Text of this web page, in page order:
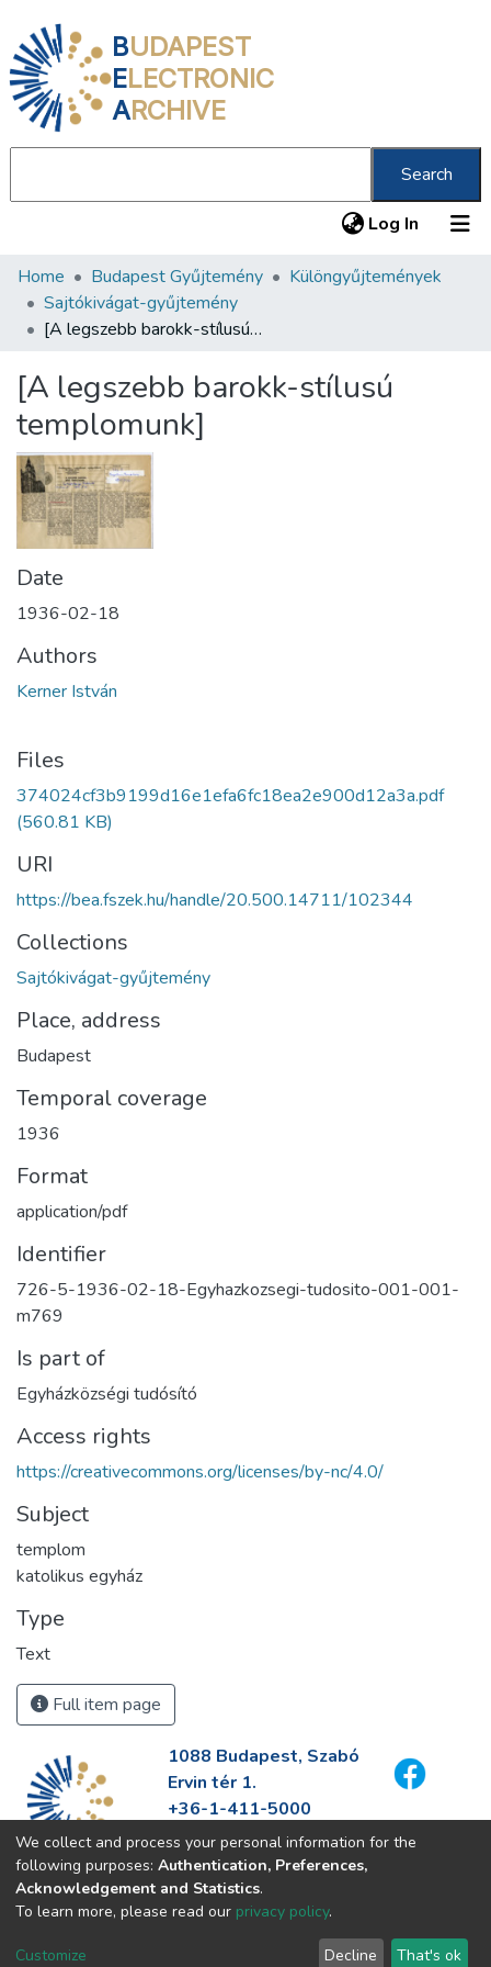
BUDAPEST
ELECTRONIC
ARCHIVE
Search
Log In (current)
Communities & Collections
All of DSpace
About us
Home Budapest Gyűjtemény
Különgyűjtemények
Sajtókivágat-gyűjtemény
[A legszebb barokk-stílusú templomunk]
[A legszebb barokk-stílusú
templomunk]
Date
1936-02-18
Authors
Kerner István
Files
374024cf3b9199d16e1efa6fc18ea2e900d12a3a.pdf
(560.81 KB)
URI
https://bea.fszek.hu/handle/20.500.14711/102344
Collections
Sajtókivágat-gyűjtemény
Place, address
Budapest
Temporal coverage
1936
Format
application/pdf
Identifier
726-5-1936-02-18-Egyhazkozsegi-tudosito-001-001-
m769
Is part of
Egyházközségi tudósító
Access rights
https://creativecommons.org/licenses/by-nc/4.0/
Subject
templom
katolikus egyház
Type
Text
Full item page
1088 Budapest, Szabó
Ervin tér 1.
+36-1-411-5000
info@fszek.hu
https://fszek.hu
We collect and process your personal information for the
following purposes: Authentication, Preferences,
Acknowledgement and Statistics.
To learn more, please read our privacy policy.
Customize Decline That's ok